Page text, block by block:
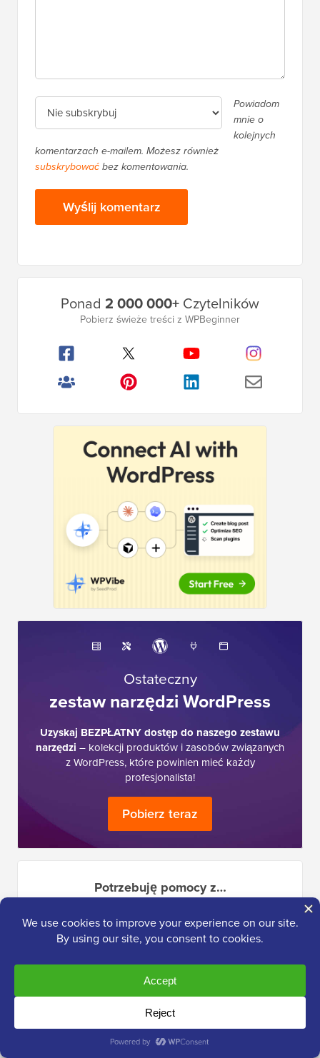
Powiadom
mnie o
kolejnych
komentarzach e-mailem. Możesz również
subskrybowaćbez komentowania.
Ponad 2 000 000+ Czytelników
Pobierz świeże treści z WPBeginner
Ostateczny
zestaw narzędzi WordPress
Uzyskaj BEZPŁATNY dostęp do naszego zestawu
narzędzi – kolekcji produktów i zasobów związanych
z WordPress, które powinien mieć każdy
profesjonalista!
Pobierz teraz
Potrzebuję pomocy z…
Wydajność WordPress
WordPress